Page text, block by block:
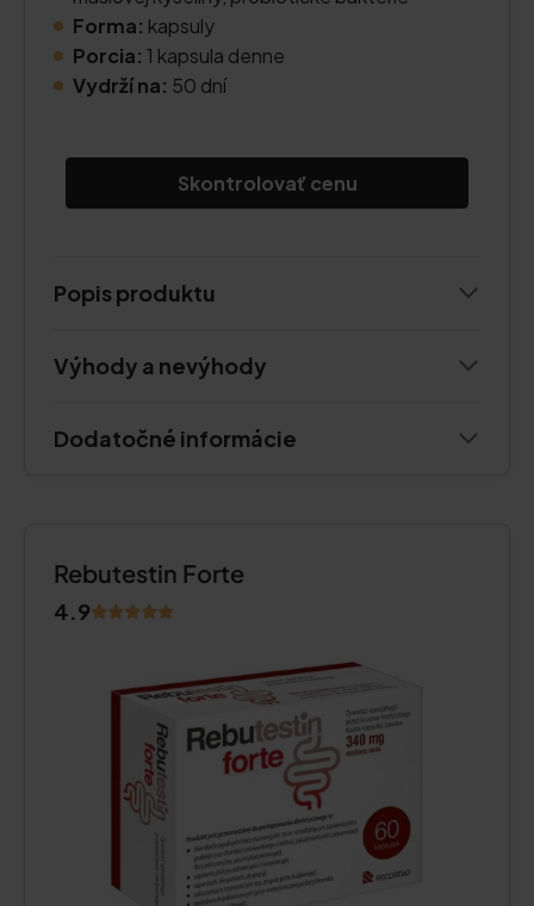
Forma: kapsuly
Porcia: 1 kapsula denne
Vydrží na: 50 dní
Skontrolovať cenu
Popis produktu
Výhody a nevýhody
Dodatočné informácie
Rebutestin Forte
4.9